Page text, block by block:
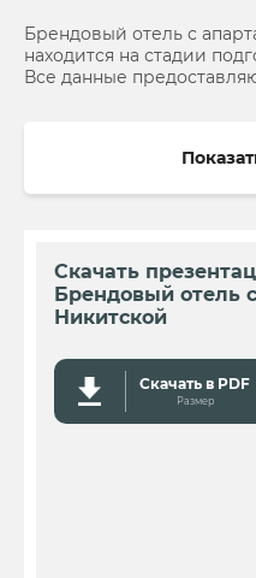
Брендовый отель с
находится на стадии
Все данные
Скачать
Брендовый отель
Никитской
Скачать в PDF
Размер